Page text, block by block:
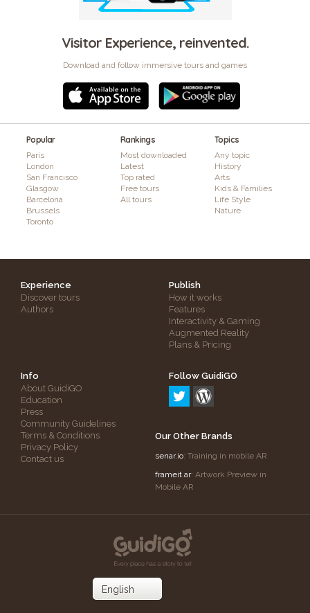
Visitor Experience, reinvented.
Download and follow immersive tours and games
Popular
Paris
London
San Francisco
Glasgow
Barcelona
Brussels
Toronto
Rankings
Most downloaded
Latest
Top rated
Free tours
All tours
Topics
Any topic
History
Arts
Kids & Families
Life Style
Nature
Experience
Discover tours
Authors
Publish
How it works
Features
Interactivity & Gaming
Augmented Reality
Plans & Pricing
Info
About GuidiGO
Education
Press
Community Guidelines
Terms & Conditions
Privacy Policy
Contact us
Follow GuidiGO
Our Other Brands
senar.io: Training in mobile AR
frameit.ar: Artwork Preview in
Mobile AR